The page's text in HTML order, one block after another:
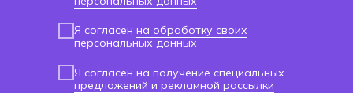
Я согласен на обработку своих
персональных данных
Я согласен на получение специальных
предложений и рекламной рассылки